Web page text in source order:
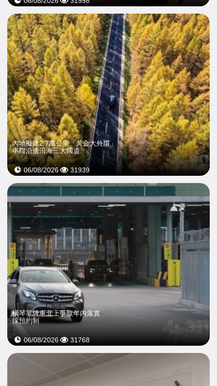
內地擬建2.7萬公里「黃金大外環」
串聯沿邊沿海三大國道
06/08/2026 31939
橫琴單牌車北上爭取年内落實
採預約制
06/08/2026 31768